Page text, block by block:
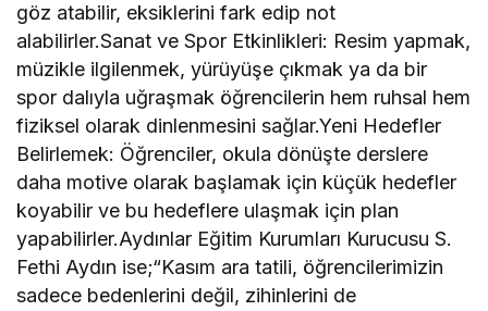
göz atabilir, eksiklerini fark edip not
alabilirler.Sanat ve Spor Etkinlikleri: Resim yapmak,
müzikle ilgilenmek, yürüyüşe çıkmak ya da bir
spor dalıyla uğraşmak öğrencilerin hem ruhsal hem
fiziksel olarak dinlenmesini sağlar.Yeni Hedefler
Belirlemek: Öğrenciler, okula dönüşte derslere
daha motive olarak başlamak için küçük hedefler
koyabilir ve bu hedeflere ulaşmak için plan
yapabilirler.Aydınlar Eğitim Kurumları Kurucusu S.
Fethi Aydın ise;“Kasım ara tatili, öğrencilerimizin
sadece bedenlerini değil, zihinlerini de